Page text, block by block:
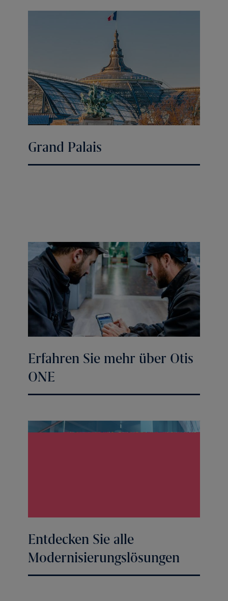
Grand Palais
Erfahren Sie mehr über Otis
ONE
Entdecken Sie alle
Modernisierungslösungen